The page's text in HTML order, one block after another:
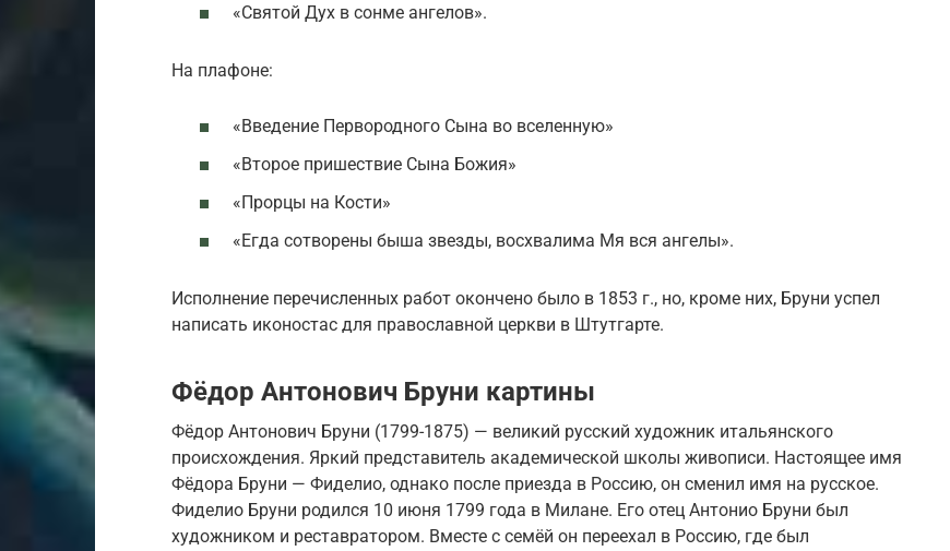
«Святой Дух в сонме ангелов».
На плафоне:
«Введение Первородного Сына во вселенную»
«Второе пришествие Сына Божия»
«Прорцы на Кости»
«Егда сотворены быша звезды, восхвалима Мя вся ангелы».
Исполнение перечисленных работ окончено было в 1853 г., но, кроме них, Бруни успел
написать иконостас для православной церкви в Штутгарте.
Фёдор Антонович Бруни картины
Фёдор Антонович Бруни (1799-1875) — великий русский художник итальянского
происхождения. Яркий представитель академической школы живописи. Настоящее имя
Фёдора Бруни — Фиделио, однако после приезда в Россию, он сменил имя на русское.
Фиделио Бруни родился 10 июня 1799 года в Милане. Его отец Антонио Бруни был
художником и реставратором. Вместе с семёй он переехал в Россию, где был